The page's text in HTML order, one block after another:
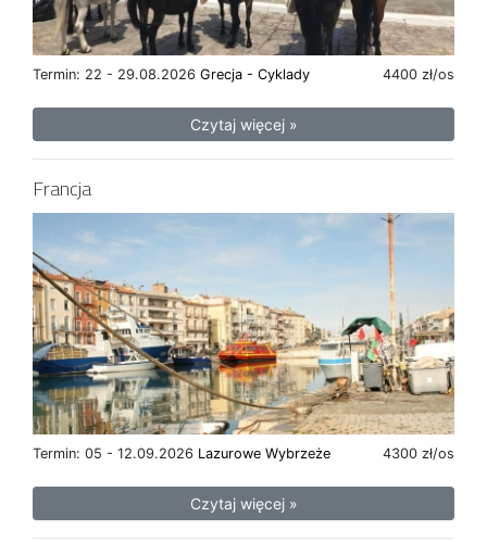
Termin: 22 - 29.08.2026 4400 zł/os
Grecja - Cyklady
Czytaj więcej »
Francja
Termin: 05 - 12.09.2026 4300 zł/os
Lazurowe Wybrzeże
Czytaj więcej »